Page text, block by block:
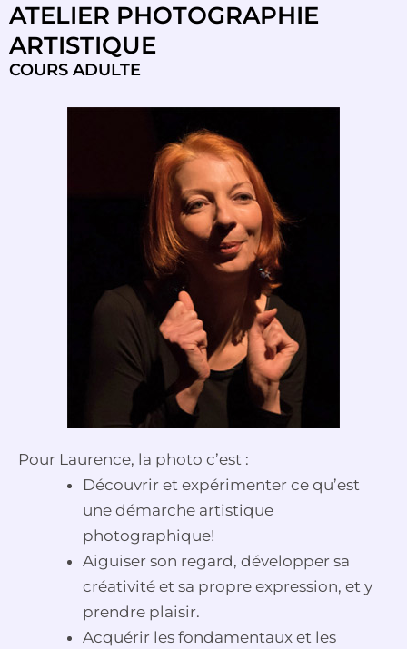
ATELIER PHOTOGRAPHIE
ARTISTIQUE
COURS ADULTE
Pour Laurence, la photo c’est :
Découvrir et expérimenter ce qu’est
une démarche artistique
photographique!
Aiguiser son regard, développer sa
créativité et sa propre expression, et y
prendre plaisir.
Acquérir les fondamentaux et les